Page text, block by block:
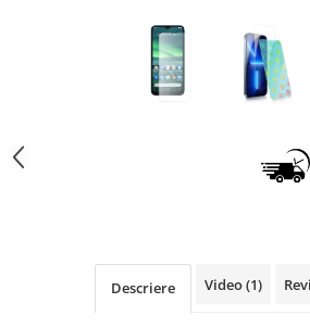
Descriere Video(1)